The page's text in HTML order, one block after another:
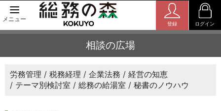
メニュー
登録 ログイン
相談の広場
労務管理 税務経理 企業法務
経営の知恵
テーマ別検討室
総務の給湯室 秘書のノウハウ